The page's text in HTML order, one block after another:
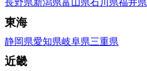
長野県新潟県富山県石川県福井県
東海
静岡県愛知県岐阜県三重県
近畿